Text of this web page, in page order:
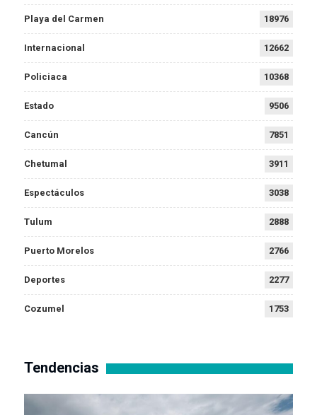
Playa del Carmen 18976
Internacional 12662
Policiaca 10368
Estado 9506
Cancún 7851
Chetumal 3911
Espectáculos 3038
Tulum 2888
Puerto Morelos 2766
Deportes 2277
Cozumel 1753
Tendencias